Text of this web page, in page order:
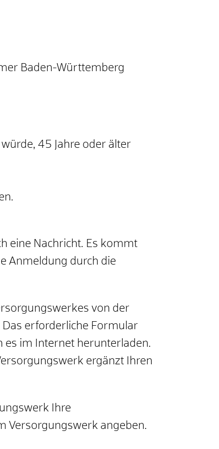
Baden-Württemberg
45 Jahre oder älter
eine Nachricht. Es kommt
Anmeldung durch die
von der
Das erforderliche Formular
es im Internet herunterladen.
ergänzt Ihren
Ihre
Versorgungswerk angeben.